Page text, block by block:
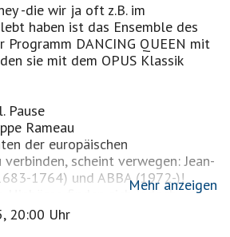
-die wir ja oft z.B. im
haben ist das Ensemble des
Programm DANCING QUEEN mit
sie mit dem OPUS Klassik
Pause
Rameau
der europäischen
scheint verwegen: Jean-
1764) und ABBA (1972-)!
Hinhören finden sich jedoch
die Originalität und
die rhythmische
Mehr anzeigen
20:00 Uhr